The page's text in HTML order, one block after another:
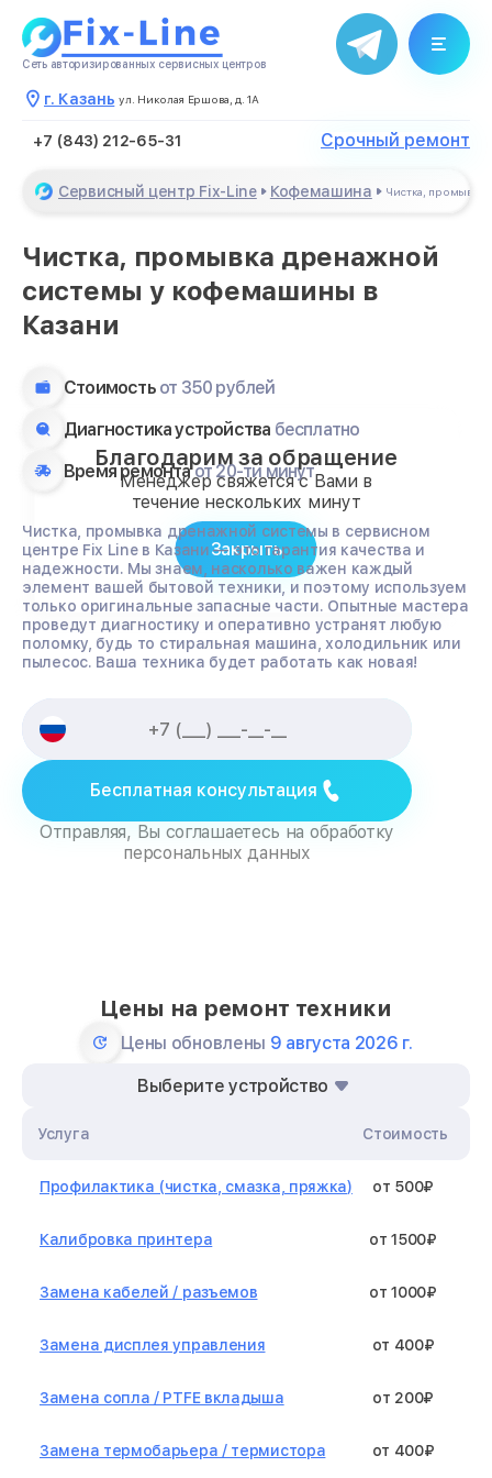
Сеть авторизированных сервисных центров
г. Казань ул. Николая Ершова, д. 1А
+7 (843) 212-65-31 Срочный ремонт
Сервисный центр Fix-Line Кофемашина Чистка, промывка
Чистка, промывка дренажной
системы у кофемашины в
Казани
Стоимость от 350 рублей
Диагностика устройства бесплатно
Время ремонтаот 20-ти минут
Чистка, промывка дренажной системы в сервисном
центре Fix Line в Казани — это гарантия качества и
надежности. Мы знаем, насколько важен каждый
элемент вашей бытовой техники, и поэтому используем
только оригинальные запасные части. Опытные мастера
проведут диагностику и оперативно устранят любую
поломку, будь то стиральная машина, холодильник или
пылесос. Ваша техника будет работать как новая!
Бесплатная консультация
Отправляя, Вы соглашаетесь на обработку
персональных данных
Цены на ремонт техники
Цены обновлены 9 августа 2026 г.
Выберите устройство
Услуга Стоимость
Профилактика (чистка, смазка, пряжка) от 500₽
Калибровка принтера от 1500₽
Замена кабелей / разъемов от 1000₽
Замена дисплея управления от 400₽
Замена сопла / PTFE вкладыша от 200₽
Замена термобарьера / термистора от 400₽
Благодарим за обращение
Менеджер свяжется с Вами в
течение нескольких минут
Закрыть